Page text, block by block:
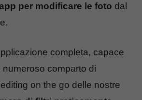
per modificare le foto dal
completa, capace
numeroso comparto di
on the go delle nostre